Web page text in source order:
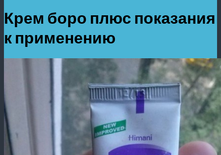
Крем боро плюс показания
к применению